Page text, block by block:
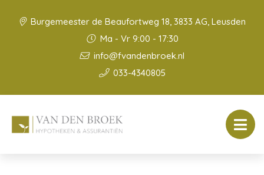
Burgemeester de Beaufortweg 18, 3833 AG, Leusden
Ma - Vr 9:00 - 17:30
info@fvandenbroek.nl
033-4340805